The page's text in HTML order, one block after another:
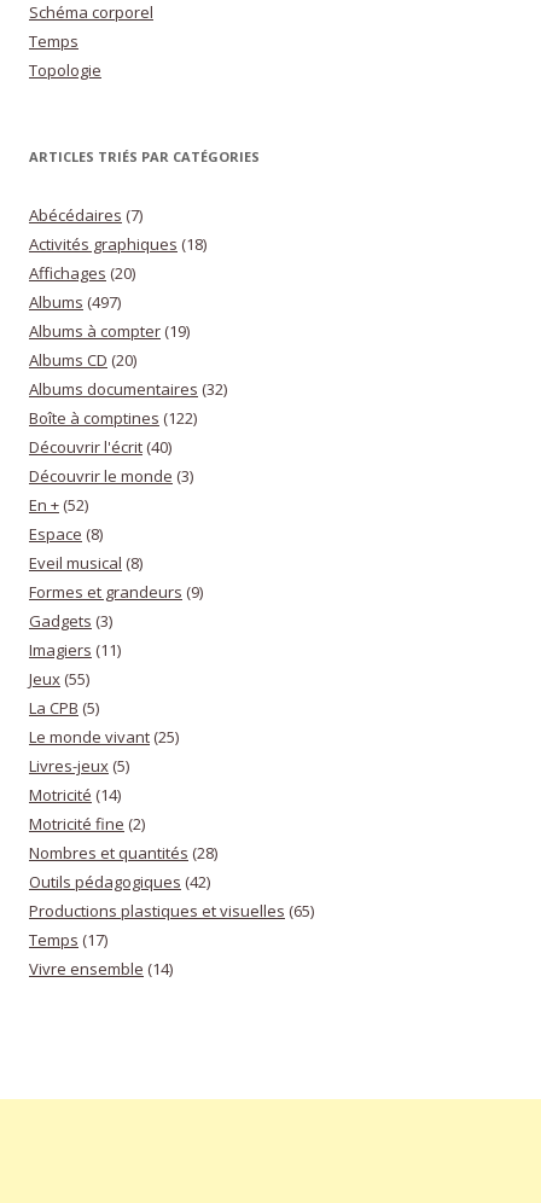
Schéma corporel
Temps
Topologie
ARTICLES TRIÉS PAR CATÉGORIES
Abécédaires (7)
Activités graphiques (18)
Affichages (20)
Albums (497)
Albums à compter (19)
Albums CD (20)
Albums documentaires (32)
Boîte à comptines (122)
Découvrir l'écrit (40)
Découvrir le monde (3)
En + (52)
Espace (8)
Eveil musical (8)
Formes et grandeurs (9)
Gadgets (3)
Imagiers (11)
Jeux (55)
La CPB (5)
Le monde vivant (25)
Livres-jeux (5)
Motricité (14)
Motricité fine (2)
Nombres et quantités (28)
Outils pédagogiques (42)
Productions plastiques et visuelles (65)
Temps (17)
Vivre ensemble (14)